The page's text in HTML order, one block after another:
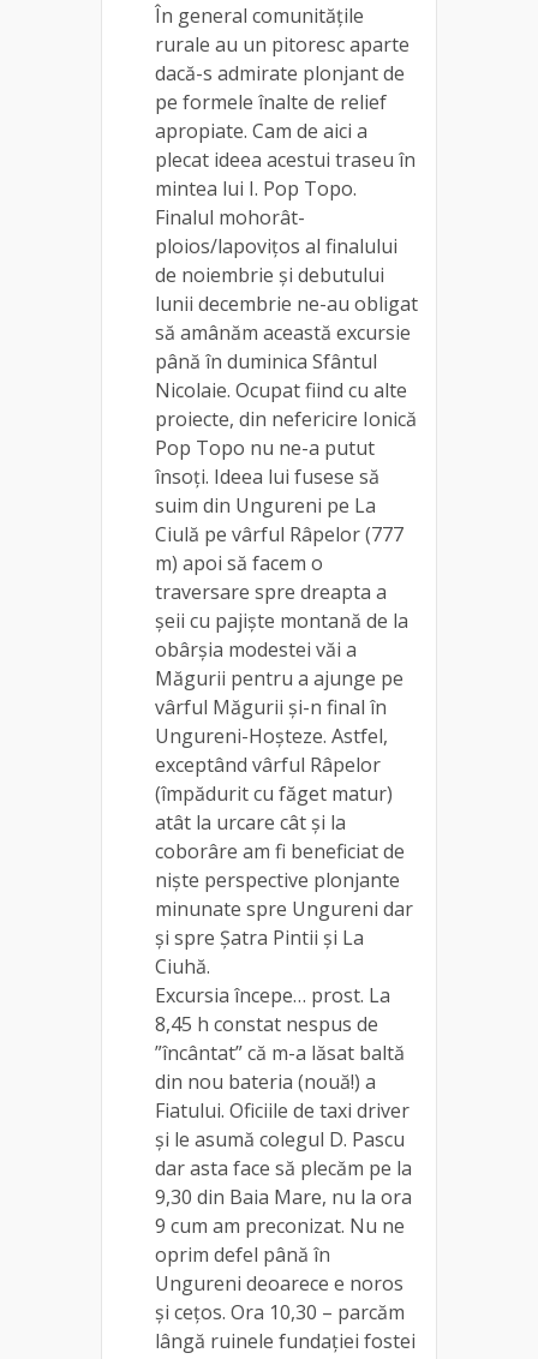
În general comunitățile
rurale au un pitoresc aparte
dacă-s admirate plonjant de
pe formele înalte de relief
apropiate. Cam de aici a
plecat ideea acestui traseu în
mintea lui I. Pop Topo.
Finalul mohorât-
ploios/lapovițos al finalului
de noiembrie și debutului
lunii decembrie ne-au obligat
să amânăm această excursie
până în duminica Sfântul
Nicolaie. Ocupat fiind cu alte
proiecte, din nefericire Ionică
Pop Topo nu ne-a putut
însoți. Ideea lui fusese să
suim din Ungureni pe La
Ciulă pe vârful Râpelor (777
m) apoi să facem o
traversare spre dreapta a
șeii cu pajiște montană de la
obârșia modestei văi a
Măgurii pentru a ajunge pe
vârful Măgurii și-n final în
Ungureni-Hoșteze. Astfel,
exceptând vârful Râpelor
(împădurit cu făget matur)
atât la urcare cât și la
coborâre am fi beneficiat de
niște perspective plonjante
minunate spre Ungureni dar
și spre Șatra Pintii și La
Ciuhă.
Excursia începe… prost. La
8,45 h constat nespus de
”încântat” că m-a lăsat baltă
din nou bateria (nouă!) a
Fiatului. Oficiile de taxi driver
și le asumă colegul D. Pascu
dar asta face să plecăm pe la
9,30 din Baia Mare, nu la ora
9 cum am preconizat. Nu ne
oprim defel până în
Ungureni deoarece e noros
și cețos. Ora 10,30 – parcăm
lângă ruinele fundației fostei